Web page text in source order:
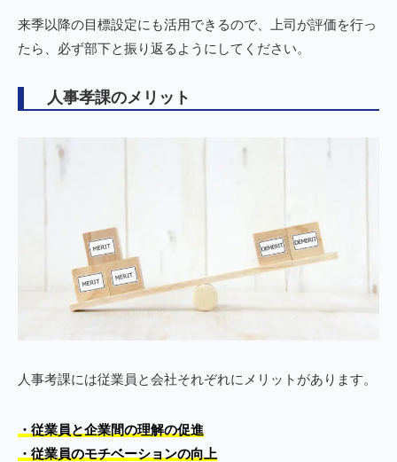
来季以降の目標設定にも活用できるので、上司が評価を行っ
たら、必ず部下と振り返るようにしてください。
人事孝課のメリット
人事考課には従業員と会社それぞれにメリットがあります。
・従業員と企業間の理解の促進
・従業員のモチベーションの向上